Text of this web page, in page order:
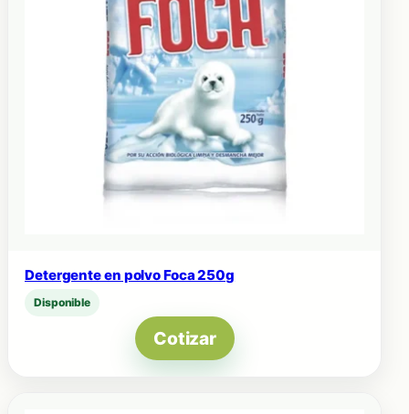
Detergente en polvo Foca 250g
Disponible
Cotizar